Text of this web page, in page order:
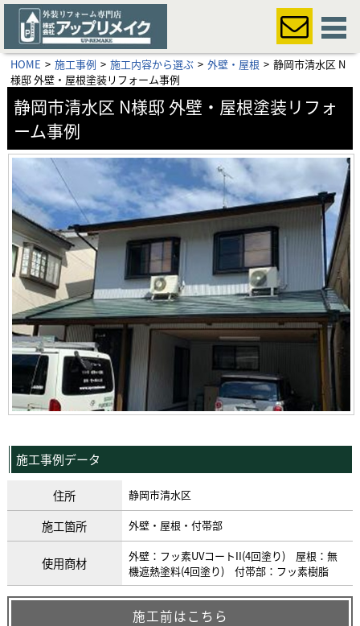
HOME 施工事例 施工内容から選ぶ 外壁・屋根
静岡市清水区 N
様邸 外壁・屋根塗装リフォーム事例
静岡市清水区 N様邸 外壁・屋根塗装リフォ
ーム事例
施工事例データ
住所 静岡市清水区
施工箇所 外壁・屋根・付帯部
使用商材
外壁：フッ素UVコートII(4回塗り) 屋根：無
機遮熱塗料(4回塗り) 付帯部：フッ素樹脂
施工前はこちら